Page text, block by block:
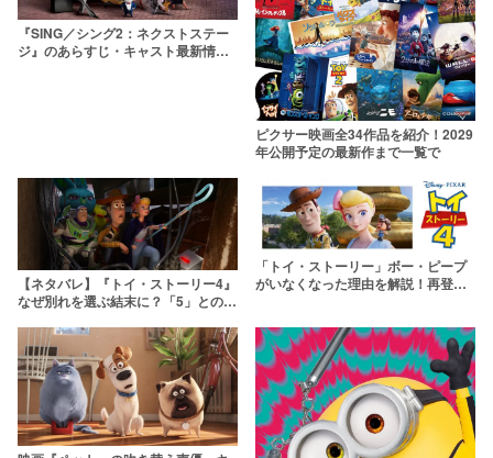
『SING／シング2：ネクストステー
ジ』のあらすじ・キャスト最新情報
ピクサー映画全34作品を紹介！2029
年公開予定の最新作まで一覧で
【ネタバレ】『トイ・ストーリー4』
なぜ別れを選ぶ結末に？「5」とのつ
「トイ・ストーリー」ボー・ピープ
がいなくなった理由を解説！再登場